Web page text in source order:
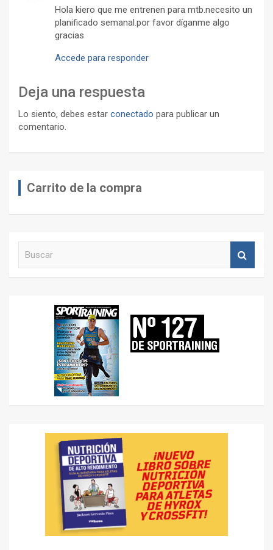
Hola kiero que me entrenen para mtb.necesito un
planificado semanal.por favor díganme algo
gracias
Accede para responder
Deja una respuesta
Lo siento, debes estar conectado para publicar un
comentario.
Carrito de la compra